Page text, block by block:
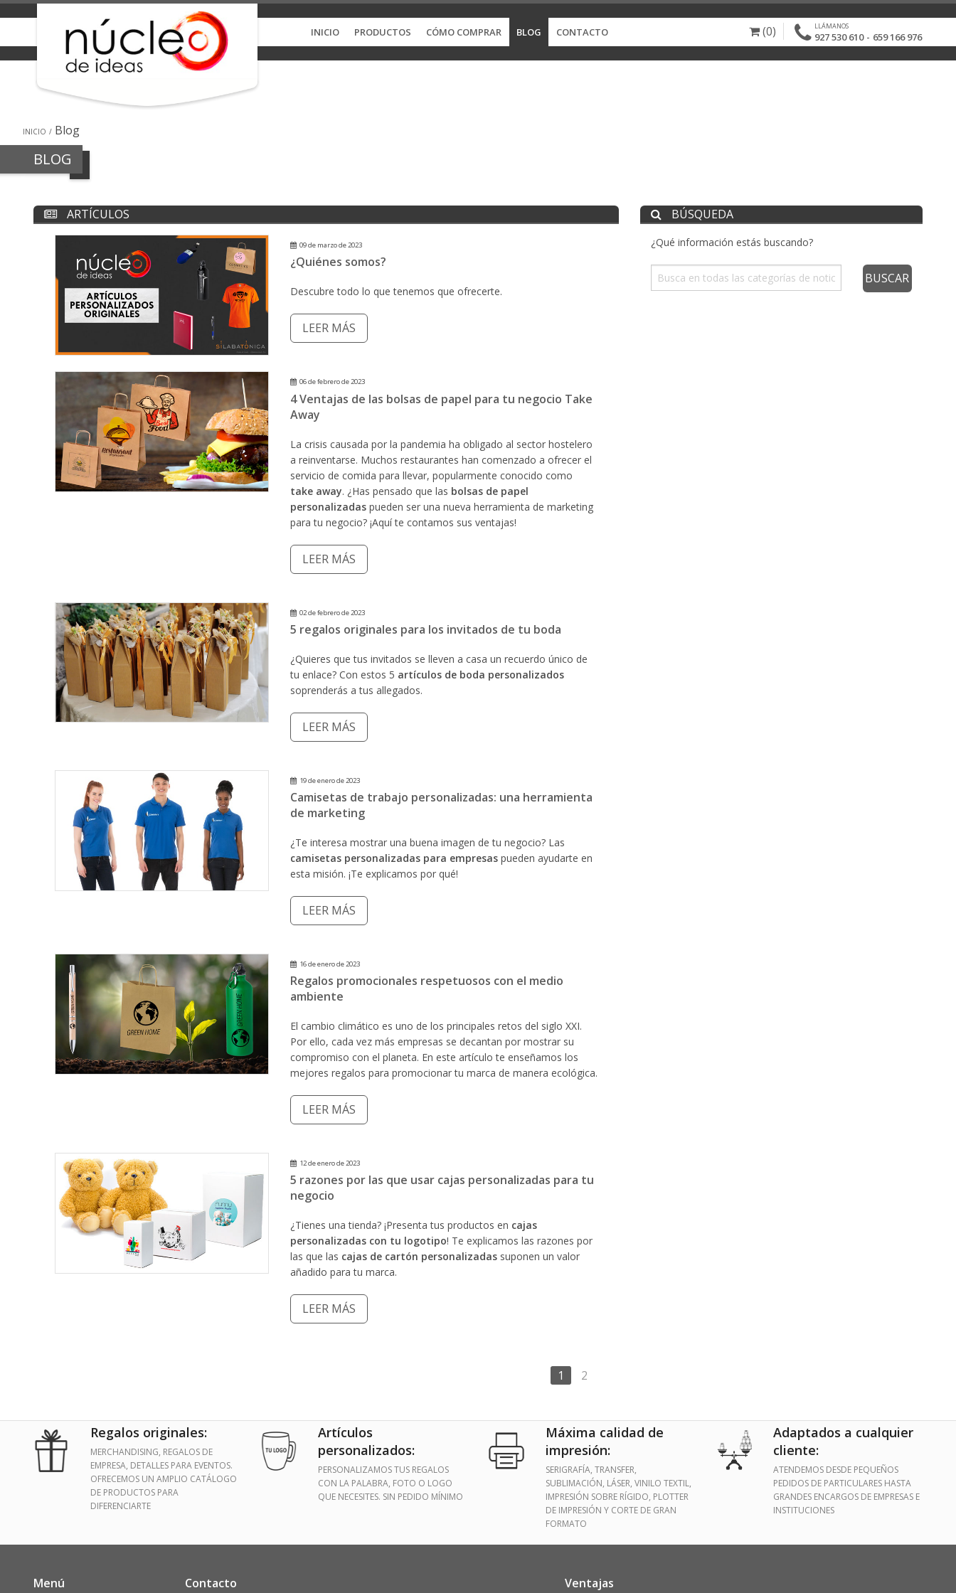
INICIO PRODUCTOS CÓMO COMPRAR BLOG CONTACTO LLÁMANOS
927 530 610- 659 166 976
(0)
INICIO Blog
BLOG
ARTÍCULOS
09 de marzo de 2023
¿Quiénes somos?
Descubre todo lo que tenemos que ofrecerte.
LEER MÁS
06 de febrero de 2023
4 Ventajas de las bolsas de papel para tu negocio Take
Away
La crisis causada por la pandemia ha obligado al sector hostelero
a reinventarse. Muchos restaurantes han comenzado a ofrecer el
servicio de comida para llevar, popularmente conocido como
take away. ¿Has pensado que las bolsas de papel
personalizadaspueden ser una nueva herramienta de marketing
para tu negocio? ¡Aquí te contamos sus ventajas!
LEER MÁS
02 de febrero de 2023
5 regalos originales para los invitados de tu boda
¿Quieres que tus invitados se lleven a casa un recuerdo único de
tu enlace? Con estos 5 artículos de boda personalizados
soprenderás a tus allegados.
LEER MÁS
19 de enero de 2023
Camisetas de trabajo personalizadas: una herramienta
de marketing
¿Te interesa mostrar una buena imagen de tu negocio? Las
camisetas personalizadas para empresas pueden ayudarte en
esta misión. ¡Te explicamos por qué!
LEER MÁS
16 de enero de 2023
Regalos promocionales respetuosos con el medio
ambiente
El cambio climático es uno de los principales retos del siglo XXI.
Por ello, cada vez más empresas se decantan por mostrar su
compromiso con el planeta. En este artículo te enseñamos los
mejores regalos para promocionar tu marca de manera ecológica.
LEER MÁS
12 de enero de 2023
5 razones por las que usar cajas personalizadas para tu
negocio
¿Tienes una tienda? ¡Presenta tus productos en cajas
personalizadas con tu logotipo! Te explicamos las razones por
las que las cajas de cartón personalizadassuponen un valor
añadido para tu marca.
LEER MÁS
1 2
BÚSQUEDA
¿Qué información estás buscando?
BUSCAR
Regalos originales:
MERCHANDISING, REGALOS DE
EMPRESA, DETALLES PARA EVENTOS.
OFRECEMOS UN AMPLIO CATÁLOGO
DE PRODUCTOS PARA
DIFERENCIARTE
Artículos
personalizados:
PERSONALIZAMOS TUS REGALOS
CON LA PALABRA, FOTO O LOGO
QUE NECESITES. SIN PEDIDO MÍNIMO
Máxima calidad de
impresión:
SERIGRAFÍA, TRANSFER,
SUBLIMACIÓN, LÁSER, VINILO TEXTIL,
IMPRESIÓN SOBRE RÍGIDO, PLOTTER
DE IMPRESIÓN Y CORTE DE GRAN
FORMATO
Adaptados a cualquier
cliente:
ATENDEMOS DESDE PEQUEÑOS
PEDIDOS DE PARTICULARES HASTA
GRANDES ENCARGOS DE EMPRESAS E
INSTITUCIONES
Menú Contacto Ventajas